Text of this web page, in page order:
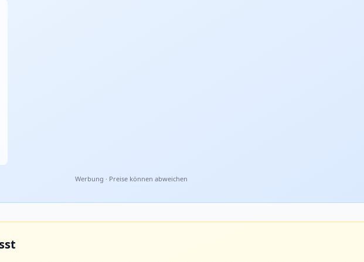
Werbung · Preise können abweichen